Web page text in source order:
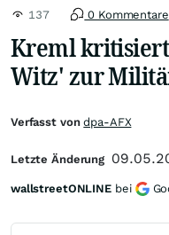
137 0 Kommentare
Kreml
Witz' zur
Verfasst vondpa-AFX
Letzte Änderung
wallstreetONLINE bei